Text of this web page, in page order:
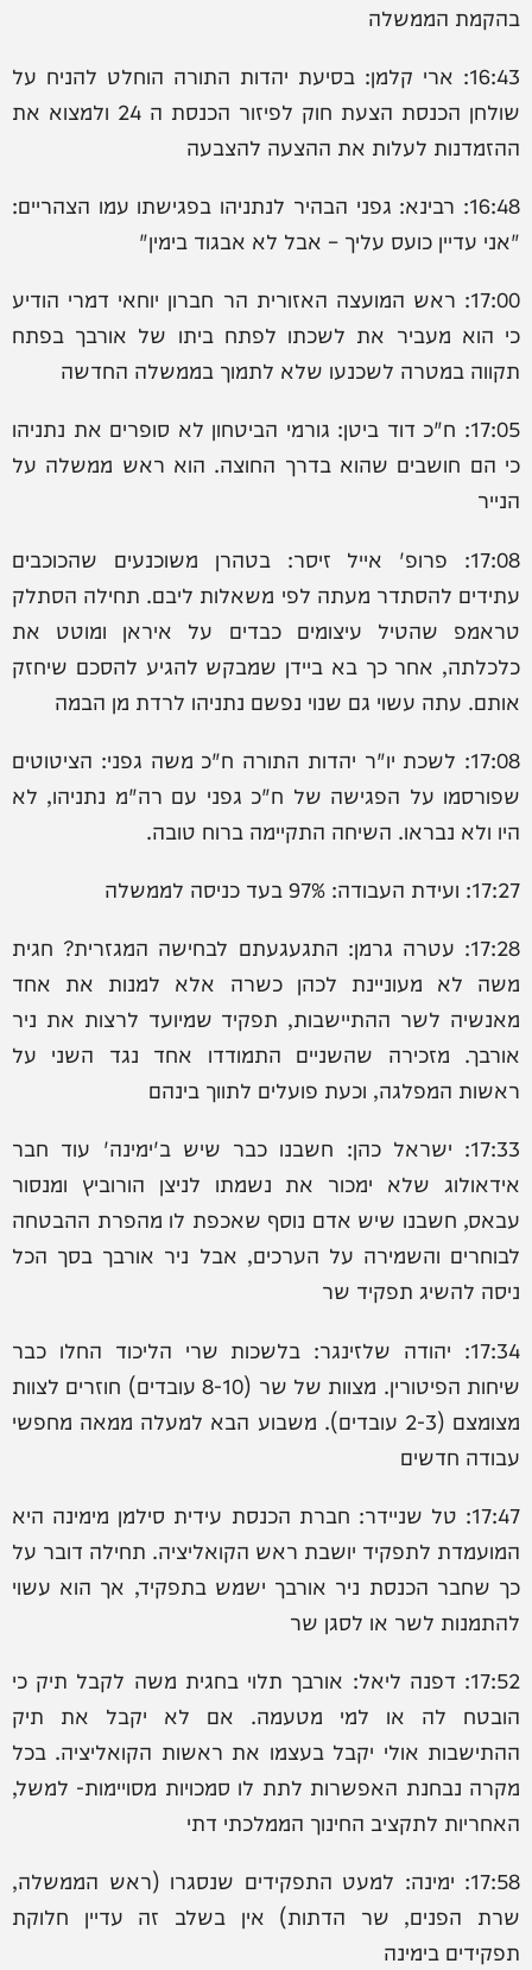
בהקמת הממשלה
16:43: ארי קלמן: ‏בסיעת יהדות התורה הוחלט להניח על
שולחן הכנסת הצעת חוק לפיזור הכנסת ה 24 ולמצוא את
ההזמדנות לעלות את ההצעה להצבעה
16:48: רבינא: ‏גפני הבהיר לנתניהו בפגישתו עמו הצהריים:
"אני עדיין כועס עליך – אבל לא אבגוד בימין"
17:00: ראש המועצה האזורית הר חברון יוחאי דמרי הודיע
כי הוא מעביר את לשכתו לפתח ביתו של אורבך בפתח
תקווה במטרה לשכנעו שלא לתמוך בממשלה החדשה
17:05: ח"כ דוד ביטן: גורמי הביטחון לא סופרים את נתניהו
כי הם חושבים שהוא בדרך החוצה. הוא ראש ממשלה על
הנייר
17:08: פרופ' אייל זיסר: בטהרן משוכנעים שהכוכבים
עתידים להסתדר מעתה לפי משאלות ליבם. תחילה הסתלק
טראמפ שהטיל עיצומים כבדים על איראן ומוטט את
כלכלתה, אחר כך בא ביידן שמבקש להגיע להסכם שיחזק
אותם. עתה עשוי גם שנוי נפשם נתניהו לרדת מן הבמה
17:08: לשכת יו"ר יהדות התורה ח"כ משה גפני: הציטוטים
שפורסמו על הפגישה של ח"כ גפני עם רה"מ נתניהו, לא
היו ולא נבראו. השיחה התקיימה ברוח טובה.
17:27: ועידת העבודה: 97% בעד כניסה לממשלה
17:28: עטרה גרמן: ‏התגעגעתם לבחישה המגזרית? חגית
משה לא מעוניינת לכהן כשרה אלא למנות את אחד
מאנשיה לשר ההתיישבות, תפקיד שמיועד לרצות את ניר
אורבך. מזכירה שהשניים התמודדו אחד נגד השני על
ראשות המפלגה, וכעת פועלים לתווך בינהם
17:33: ישראל כהן: חשבנו כבר שיש ב'ימינה' עוד חבר
אידאולוג שלא ימכור את נשמתו לניצן הורוביץ ומנסור
עבאס, חשבנו שיש אדם נוסף שאכפת לו מהפרת ההבטחה
לבוחרים והשמירה על הערכים, אבל ניר אורבך בסך הכל
ניסה להשיג תפקיד שר
17:34: יהודה שלזינגר: ‏בלשכות שרי הליכוד החלו כבר
שיחות הפיטורין. מצוות של שר (8-10 עובדים) חוזרים לצוות
מצומצם (2-3 עובדים). משבוע הבא למעלה ממאה מחפשי
עבודה חדשים
17:47: טל שניידר: חברת הכנסת עידית סילמן מימינה היא
המועמדת לתפקיד יושבת ראש הקואליציה. תחילה דובר על
כך שחבר הכנסת ניר אורבך ישמש בתפקיד, אך הוא עשוי
להתמנות לשר או לסגן שר
17:52: דפנה ליאל: אורבך תלוי בחגית משה לקבל תיק כי
הובטח לה או למי מטעמה. אם לא יקבל את תיק
ההתישבות אולי יקבל בעצמו את ראשות הקואליציה. בכל
מקרה נבחנת האפשרות לתת לו סמכויות מסויימות- למשל,
האחריות לתקציב החינוך הממלכתי דתי
17:58: ימינה: למעט התפקידים שנסגרו (ראש הממשלה,
שרת הפנים, שר הדתות) אין בשלב זה עדיין חלוקת
תפקידים בימינה